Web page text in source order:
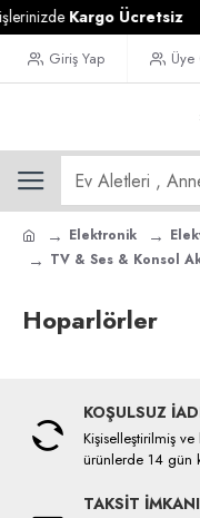
Kargo Ücretsiz
Giriş Yap Üye
Elektronik
TV & Ses & Konsol
Hoparlörler
KOŞULSUZ
Kişiselleştirilmiş
ürünlerde 14 gün
TAKSİT İMKANI